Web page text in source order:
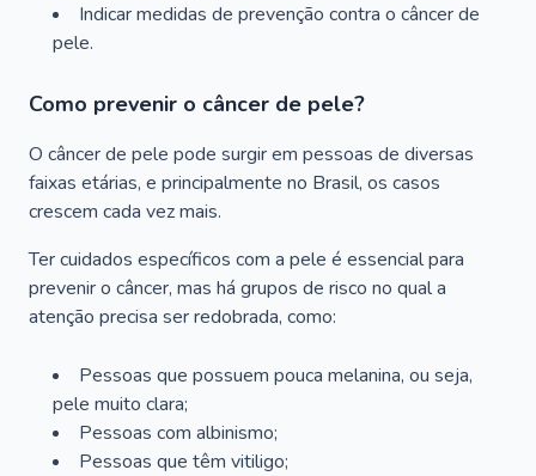
Indicar medidas de prevenção contra o câncer de
pele.
Como prevenir o câncer de pele?
O câncer de pele pode surgir em pessoas de diversas
faixas etárias, e principalmente no Brasil, os casos
crescem cada vez mais.
Ter cuidados específicos com a pele é essencial para
prevenir o câncer, mas há grupos de risco no qual a
atenção precisa ser redobrada, como:
Pessoas que possuem pouca melanina, ou seja,
pele muito clara;
Pessoas com albinismo;
Pessoas que têm vitiligo;